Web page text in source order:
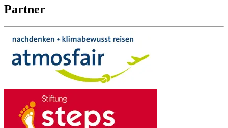
Partner